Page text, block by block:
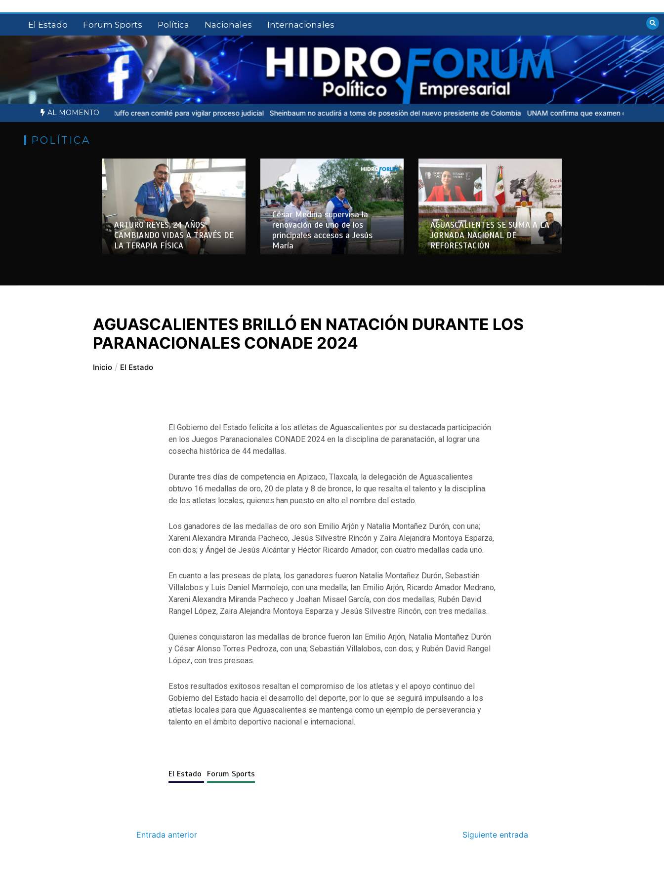
contenidoEl Estado Forum Sports Política Nacionales Internacionales
AL MOMENTO
de Ernesto Ruffo crean comité para vigilar proceso judicial Sheinbaum no acudirá a toma de posesión del nuevo presidente de Colombia UNAM confirma que examen de control para
POLÍTICA
ARTURO REYES, 24 AÑOS
CAMBIANDO VIDAS A TRAVÉS DE
LA TERAPIA FÍSICA
César Medina supervisa la
renovación de uno de los
principales accesos a Jesús
María
AGUASCALIENTES SE SUMA A LA
JORNADA NACIONAL DE
REFORESTACIÓN
AGUASCALIENTES BRILLÓ EN NATACIÓN DURANTE LOS
PARANACIONALES CONADE 2024
Inicio El Estado
El Gobierno del Estado felicita a los atletas de Aguascalientes por su destacada participación
en los Juegos Paranacionales CONADE 2024 en la disciplina de paranatación, al lograr una
cosecha histórica de 44 medallas.
Durante tres días de competencia en Apizaco, Tlaxcala, la delegación de Aguascalientes
obtuvo 16 medallas de oro, 20 de plata y 8 de bronce, lo que resalta el talento y la disciplina
de los atletas locales, quienes han puesto en alto el nombre del estado.
Los ganadores de las medallas de oro son Emilio Arjón y Natalia Montañez Durón, con una;
Xareni Alexandra Miranda Pacheco, Jesús Silvestre Rincón y Zaira Alejandra Montoya Esparza,
con dos; y Ángel de Jesús Alcántar y Héctor Ricardo Amador, con cuatro medallas cada uno.
En cuanto a las preseas de plata, los ganadores fueron Natalia Montañez Durón, Sebastián
Villalobos y Luis Daniel Marmolejo, con una medalla; Ian Emilio Arjón, Ricardo Amador Medrano,
Xareni Alexandra Miranda Pacheco y Joahan Misael García, con dos medallas; Rubén David
Rangel López, Zaira Alejandra Montoya Esparza y Jesús Silvestre Rincón, con tres medallas.
Quienes conquistaron las medallas de bronce fueron Ian Emilio Arjón, Natalia Montañez Durón
y César Alonso Torres Pedroza, con una; Sebastián Villalobos, con dos; y Rubén David Rangel
López, con tres preseas.
Estos resultados exitosos resaltan el compromiso de los atletas y el apoyo continuo del
Gobierno del Estado hacia el desarrollo del deporte, por lo que se seguirá impulsando a los
atletas locales para que Aguascalientes se mantenga como un ejemplo de perseverancia y
talento en el ámbito deportivo nacional e internacional.
El Estado Forum Sports
Entrada anterior Siguiente entrada